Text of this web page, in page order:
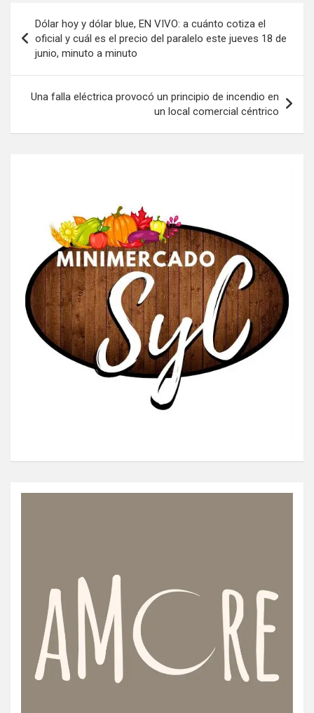
de
entradas
Dólar hoy y dólar blue, EN VIVO: a cuánto cotiza el
oficial y cuál es el precio del paralelo este jueves 18 de
junio, minuto a minuto
Una falla eléctrica provocó un principio de incendio en
un local comercial céntrico